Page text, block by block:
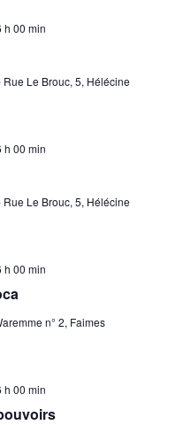
h 00 min
Rue Le Brouc, 5, Hélécine
h 00 min
Rue Le Brouc, 5, Hélécine
h 00 min
n° 2, Faimes
h 00 min